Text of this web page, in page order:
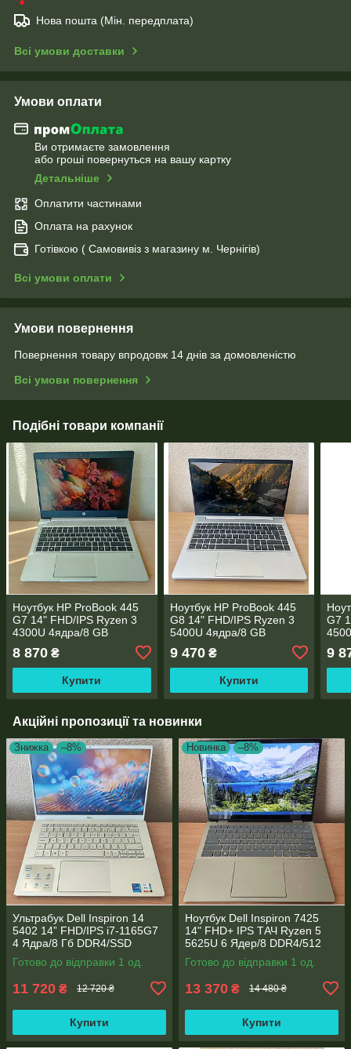
Нова пошта (Мін. передплата)
Всі умови доставки
Умови оплати
Ви отримаєте замовлення
або гроші повернуться на вашу картку
Детальніше
Оплатити частинами
Оплата на рахунок
Готівкою ( Самовивіз з магазину м. Чернігів)
Всі умови оплати
Умови повернення
Повернення товару впродовж 14 днів за домовленістю
Всі умови повернення
Подібні товари компанії
Ноутбук HP ProBook 445
G7 14" FHD/IPS Ryzen 3
4300U 4ядра/8 GB
M.2/AMD Radeon RX Vega
5/WebCam
8 870 ₴
Купити
Ноутбук HP ProBook 445
G8 14" FHD/IPS Ryzen 3
5400U 4ядра/8 GB
M.2/AMD Radeon RX Vega
6/WebCam
9 470₴
Купити
G7
6/
9
Акційні пропозиції та новинки
Знижка –8%
Ультрабук Dell Inspiron 14
5402 14” FHD/IPS i7-1165G7
4 Ядра/8 Гб DDR4/SSD
512Gb/ Intel Iris Xe Graphics
Готово до відправки 1 од.
11 720 ₴ 12 720 ₴
Купити
Новинка –8%
Ноутбук Dell Inspiron 7425
14" FHD+ IPS TАЧ Ryzen 5
5625U 6 Ядер/8 DDR4/512
SSD M.2/Radeon RX Vega
7/Type-C PD
Готово до відправки 1 од.
13 370 ₴ 14 480 ₴
Купити